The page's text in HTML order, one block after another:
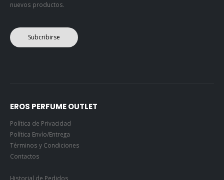
nuevos productos.
Subcribirse
EROS PERFUME OUTLET
Política de Privacidad
Política Envío/Entrega
Términos y Condiciones
Contactos
Historial de Pedidos